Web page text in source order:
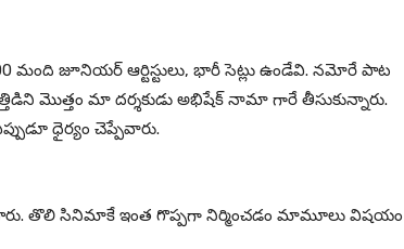
మంది జూనియర్ ఆర్టిస్టులు, భారీ సెట్లు ఉండేవి. నమోరే పాట
మొత్తం మా దర్శకుడు అభిషేక్ నామా గారే తీసుకున్నారు.
ధైర్యం చెప్పేవారు.
తొలి సినిమాకే ఇంత గొప్పగా నిర్మించడం మామూలు విషయం